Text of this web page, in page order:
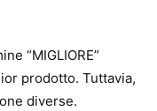
“MIGLIORE”
prodotto. Tuttavia,
diverse.